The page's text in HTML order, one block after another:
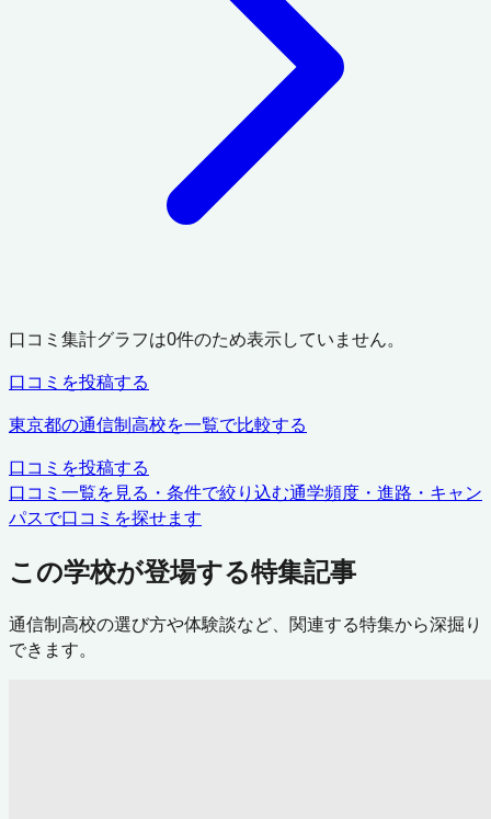
口コミ集計グラフは0件のため表示していません。
口コミを投稿する
東京都の通信制高校を一覧で比較する
口コミを投稿する
口コミ一覧を見る・条件で絞り込む通学頻度・進路・キャン
パスで口コミを探せます
この学校が登場する特集記事
通信制高校の選び方や体験談など、関連する特集から深掘り
できます。